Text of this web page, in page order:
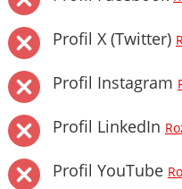
Profil X (Twitter)
Profil Instagram
Profil LinkedIn
Profil YouTube